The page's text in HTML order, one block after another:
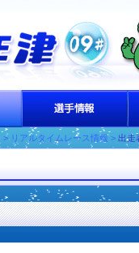
> リアルタイムレース情報 > 出走